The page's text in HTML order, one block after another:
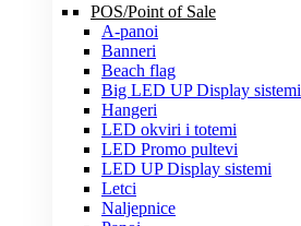
POS/Point of Sale
A-panoi
Banneri
Beach flag
Big LED UP Display sistemi
Hangeri
LED okviri i totemi
LED Promo pultevi
LED UP Display sistemi
Letci
Naljepnice